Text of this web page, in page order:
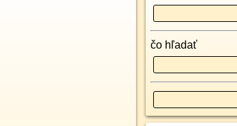
čo hľadať